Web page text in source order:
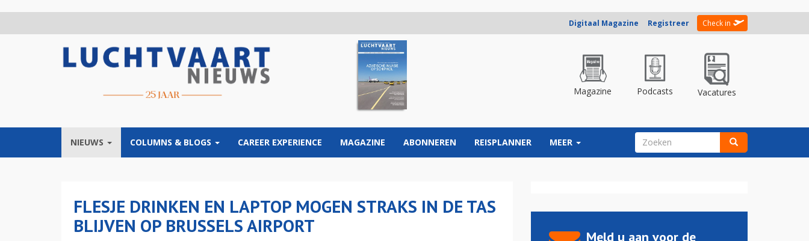
Digitaal Magazine Registreer Check in
Magazine Podcasts Vacatures
NIEUWS COLUMNS & BLOGS CAREER EXPERIENCE MAGAZINE ABONNEREN REISPLANNER MEER ZOEKVELD
FLESJE DRINKEN EN LAPTOP MOGEN STRAKS IN DE TAS
BLIJVEN OP BRUSSELS AIRPORT
Meld u aan voor de